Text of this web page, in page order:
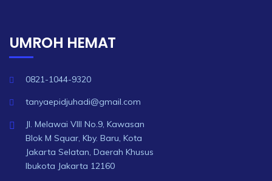
UMROH HEMAT
0821-1044-9320
tanyaepidjuhadi@gmail.com
Jl. Melawai VIII No.9, Kawasan
Blok M Squar, Kby. Baru, Kota
Jakarta Selatan, Daerah Khusus
Ibukota Jakarta 12160